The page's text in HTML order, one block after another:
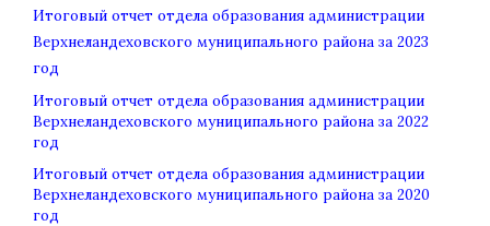
Итоговый отчет отдела образования администрации
Верхнеландеховского муниципального района за 2023
год
Итоговый отчет отдела образования администрации
Верхнеландеховского муниципального района за 2022
год
Итоговый отчет отдела образования администрации
Верхнеландеховского муниципального района за 2020
год